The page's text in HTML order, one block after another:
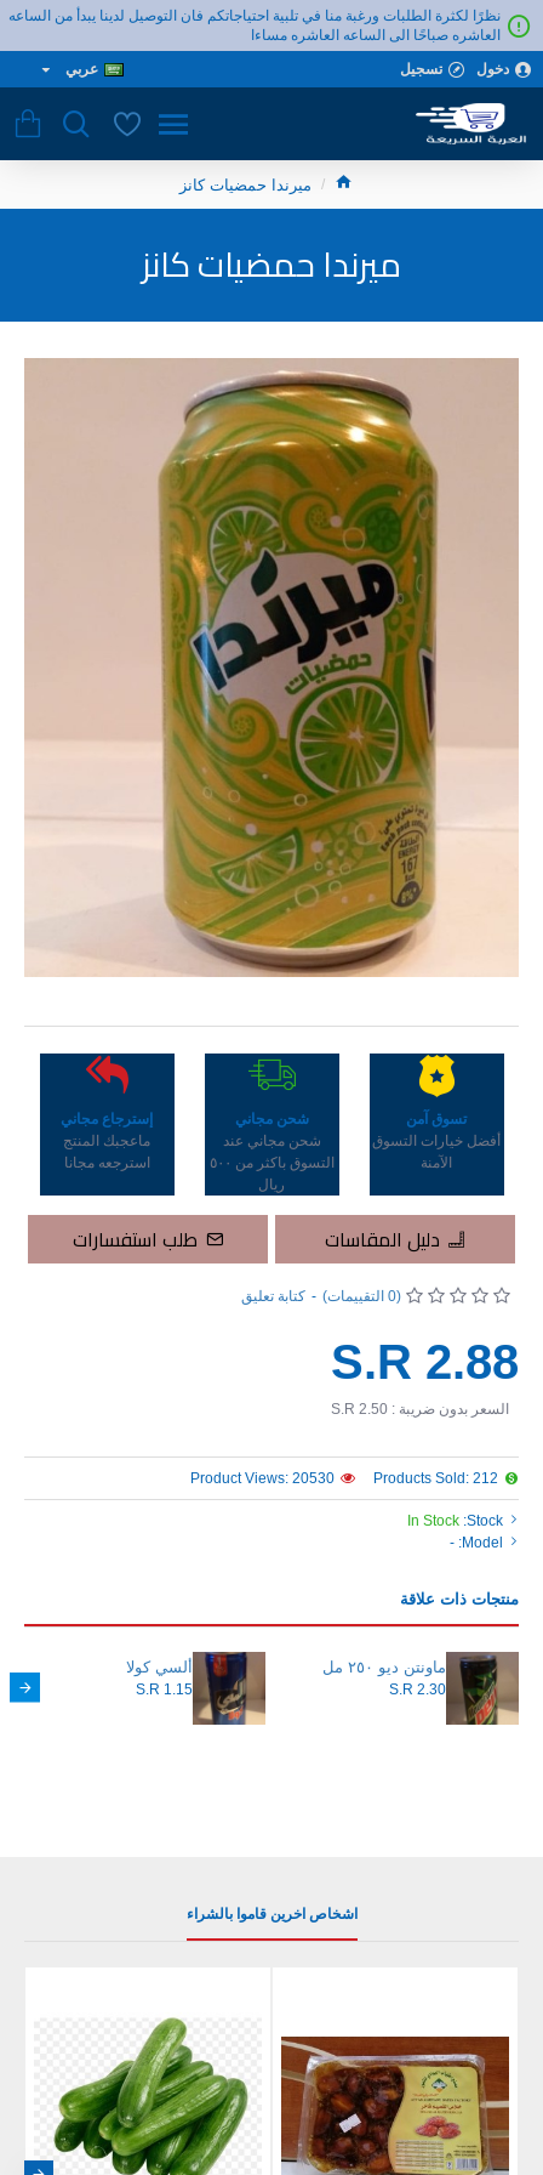
نظرًا لكثرة الطلبات ورغبة منا في تلبية احتياجاتكم فان التوصيل لدينا يبدأ من الساعه
العاشره صباحًا الى الساعه العاشره مساءا
دخول
تسجيل عربي
ميرندا حمضيات كانز
ميرندا حمضيات كانز
تسوق آمن
أفضل خيارات التسوق
الآمنة
شحن مجاني
شحن مجاني عند
التسوق باكثر من ٥٠٠
ريال
إسترجاع مجاني
ماعجبك المنتج
استرجعه مجانا
دليل المقاسات طلب استفسارات
Stock:
In Stock
Model:
-
Products Sold: 212
Product Views: 20530
(0 التقييمات) - كتابة تعليق
S.R 2.88
السعر بدون ضريبة : S.R 2.50
منتجات ذات علاقة
ماونتن ديو ٢٥٠ مل
S.R 2.30
ألسي كولا
S.R 1.15
اشخاص اخرين قاموا بالشراء